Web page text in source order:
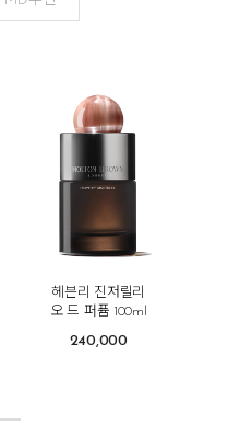
헤븐리 진저릴리
오 드 퍼퓸 100ml
240,000